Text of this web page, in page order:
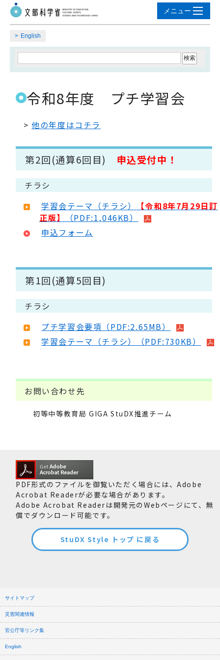
English
令和8年度 プチ学習会
>他の年度はコチラ
第2回(通算6回目) 申込受付中！
チラシ
学習会テーマ（チラシ）
【令和8年7月29日訂
正版】
（PDF:1,046KB）
申込フォーム
第1回(通算5回目)
チラシ
プチ学習会要項（PDF:2.65MB）
学習会テーマ（チラシ）（PDF:730KB）
お問い合わせ先
初等中等教育局 GIGA StuDX推進チーム
PDF形式のファイルを御覧いただく場合には、Adobe
Acrobat Readerが必要な場合があります。
Adobe Acrobat Readerは開発元のWebページにて、無
償でダウンロード可能です。
StuDX Style トップ に戻る
サイトマップ
災害関連情報
官公庁等リンク集
English